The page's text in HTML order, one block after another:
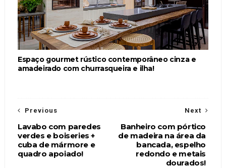
Espaço gourmet rústico contemporâneo cinza e
amadeirado com churrasqueira e ilha!
Next
Banheiro com pórtico
de madeira na área da
bancada, espelho
redondo e metais
dourados!
Previous
Lavabo com paredes
verdes e boiseries +
cuba de mármore e
quadro apoiado!